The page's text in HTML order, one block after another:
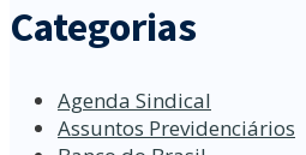
Categorias
Agenda Sindical
Assuntos Previdenciários